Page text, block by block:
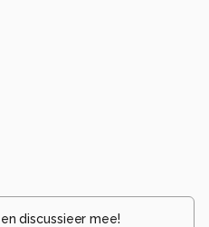
en discussieer mee!